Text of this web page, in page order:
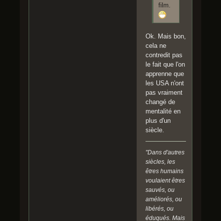
film.
Ok. Mais bon,
cela ne
contredit pas
le fait que l'on
apprenne que
les USA n'ont
pas vraiment
changé de
mentalité en
plus d'un
siècle.
"Dans d'autres
siècles, les
êtres humains
voulaient êtres
sauvés, ou
améliorés, ou
libérés, ou
éduqués. Mais